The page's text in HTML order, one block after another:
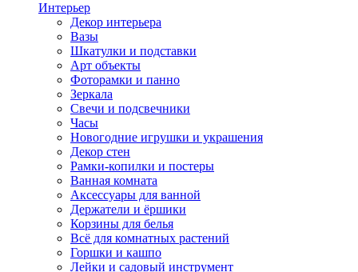
Интерьер
Декор интерьера
Вазы
Шкатулки и подставки
Арт объекты
Фоторамки и панно
Зеркала
Свечи и подсвечники
Часы
Новогодние игрушки и украшения
Декор стен
Рамки-копилки и постеры
Ванная комната
Аксессуары для ванной
Держатели и ёршики
Корзины для белья
Всё для комнатных растений
Горшки и кашпо
Лейки и садовый инструмент